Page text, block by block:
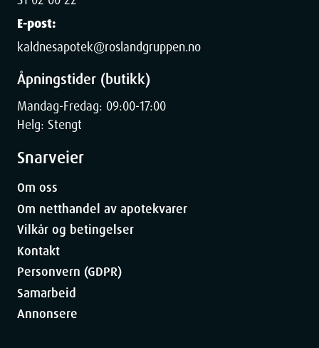
Width
Height
Depth
E-post:
kaldnesapotek@roslandgruppen.no
Åpningstider (butikk)
Mandag-Fredag: 09:00-17:00
Helg: Stengt
Snarveier
Om oss
Om netthandel av apotekvarer
Vilkår og betingelser
Kontakt
Personvern (GDPR)
Samarbeid
Annonsere